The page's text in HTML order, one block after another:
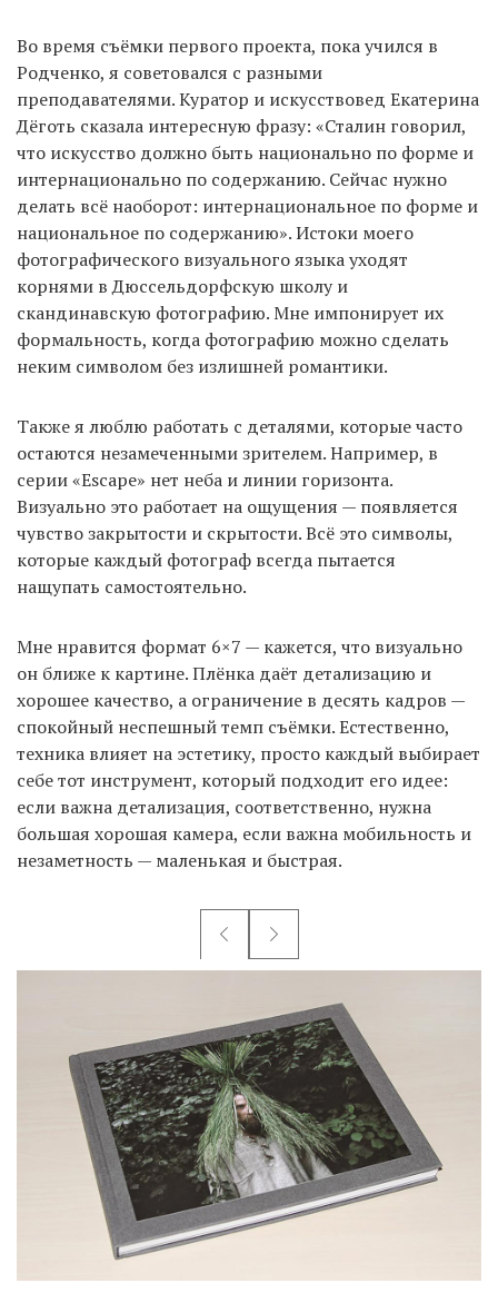
Во время съёмки первого проекта, пока учился в
Родченко, я советовался с разными
преподавателями. Куратор и искусствовед Екатерина
Дёготь сказала интересную фразу: «Сталин говорил,
что искусство должно быть национально по форме и
интернационально по содержанию. Сейчас нужно
делать всё наоборот: интернациональное по форме и
национальное по содержанию». Истоки моего
фотографического визуального языка уходят
корнями в Дюссельдорфскую школу и
скандинавскую фотографию. Мне импонирует их
формальность, когда фотографию можно сделать
неким символом без излишней романтики.
Также я люблю работать с деталями, которые часто
остаются незамеченными зрителем. Например, в
серии «Escape» нет неба и линии горизонта.
Визуально это работает на ощущения — появляется
чувство закрытости и скрытости. Всё это символы,
которые каждый фотограф всегда пытается
нащупать самостоятельно.
Мне нравится формат 6×7 — кажется, что визуально
он ближе к картине. Плёнка даёт детализацию и
хорошее качество, а ограничение в десять кадров —
спокойный неспешный темп съёмки. Естественно,
техника влияет на эстетику, просто каждый выбирает
себе тот инструмент, который подходит его идее:
если важна детализация, соответственно, нужна
большая хорошая камера, если важна мобильность и
незаметность — маленькая и быстрая.